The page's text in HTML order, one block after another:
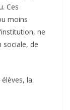
Ces
moins
ne
sociale, de
la